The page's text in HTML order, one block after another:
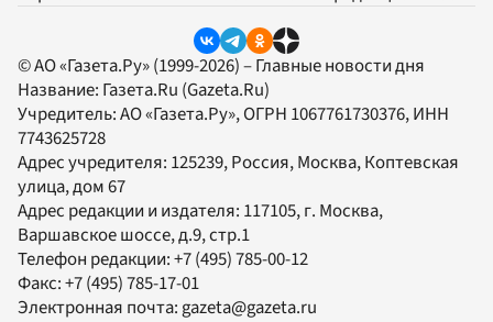
© АО «Газета.Ру» (1999-2026) – Главные новости дня
Название: Газета.Ru (Gazeta.Ru)
Учредитель:АО «Газета.Ру», ОГРН 1067761730376, ИНН
7743625728
Адрес учредителя: 125239, Россия, Москва, Коптевская
улица, дом 67
Адрес редакции и издателя: 117105, г. Москва,
Варшавское шоссе, д.9, стр.1
Телефон редакции:+7 (495) 785-00-12
Факс:+7 (495) 785-17-01
Электронная почта: gazeta@gazeta.ru